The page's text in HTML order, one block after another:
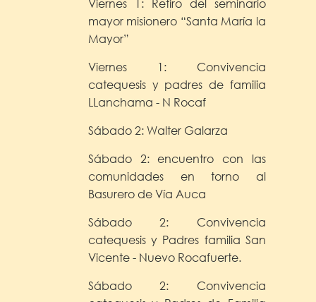
mayor misionero “Santa María la
Mayor”
Viernes 1: Convivencia
catequesis y padres de familia
LLanchama - N Rocaf
Sábado 2: Walter Galarza
Sábado 2: encuentro con las
comunidades en torno al
Basurero de Vía Auca
Sábado 2: Convivencia
catequesis y Padres familia San
Vicente - Nuevo Rocafuerte.
Sábado 2: Convivencia